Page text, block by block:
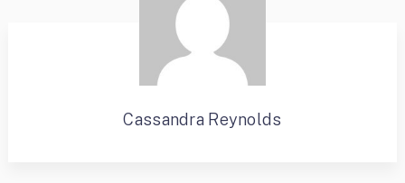
Cassandra Reynolds